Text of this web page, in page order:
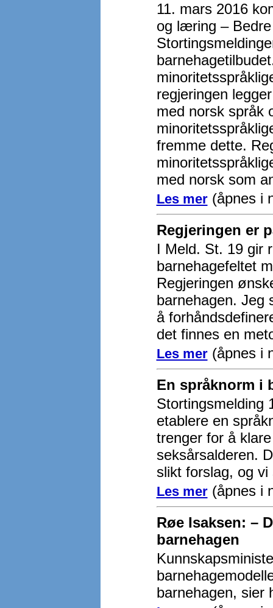
11. mars 2016
og læring –
regjeringen
med norsk språk
fremme dette.
med norsk som
Les mer(åpnes i
Regjeringen er
I Meld. St. 19 gir
barnehagefeltet
Regjeringen
barnehagen. Jeg
å
det finnes en
Les mer(åpnes i
En språknorm i
Stortingsmelding
etablere en
trenger for å
seksårsalderen.
slikt forslag, og
Les mer(åpnes i
Røe Isaksen: –
barnehagen
barnehagen, sier